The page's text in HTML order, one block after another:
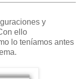
y
ello
lo teníamos antes